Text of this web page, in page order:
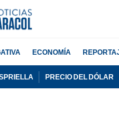
ECONOMÍA
PRECIO DEL DÓLAR